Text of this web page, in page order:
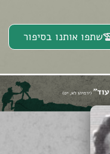
שתפו אותנו בסיפור